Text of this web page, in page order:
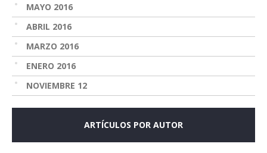
MAYO 2016
ABRIL 2016
MARZO 2016
ENERO 2016
NOVIEMBRE 12
ARTÍCULOS POR AUTOR